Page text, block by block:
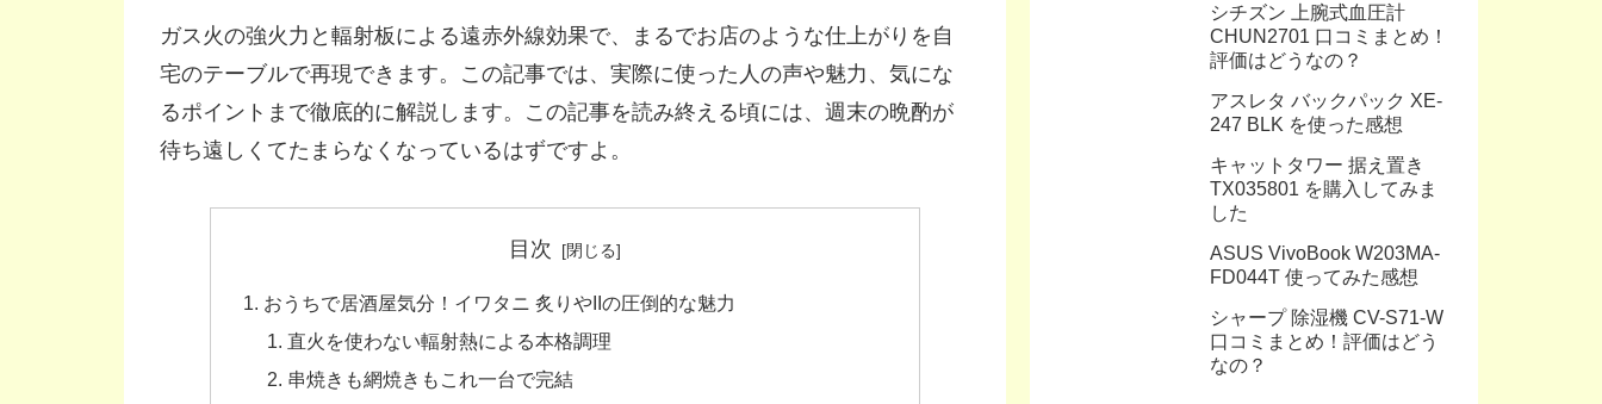
ガス火の強火力と輻射板による遠赤外線効果で、まるでお店のような仕上がりを自
宅のテーブルで再現できます。この記事では、実際に使った人の声や魅力、気にな
るポイントまで徹底的に解説します。この記事を読み終える頃には、週末の晩酌が
待ち遠しくてたまらなくなっているはずですよ。
目次
おうちで居酒屋気分！イワタニ 炙りやIIの圧倒的な魅力
直火を使わない輻射熱による本格調理
串焼きも網焼きもこれ一台で完結
シチズン 上腕式血圧計
CHUN2701 口コミまとめ！
評価はどうなの？
アスレタ バックパック XE-
247 BLK を使った感想
キャットタワー 据え置き
TX035801 を購入してみま
した
ASUS VivoBook W203MA-
FD044T 使ってみた感想
シャープ 除湿機 CV-S71-W
口コミまとめ！評価はどう
なの？